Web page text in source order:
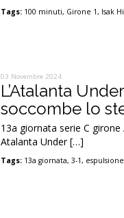
Tags: 100 minuti, Girone 1, Isak
03 Novembre 2024
L’Atalanta
soccombe lo
13a giornata serie C
Atalanta Under […]
Tags: 13a giornata,3-1, espulsione